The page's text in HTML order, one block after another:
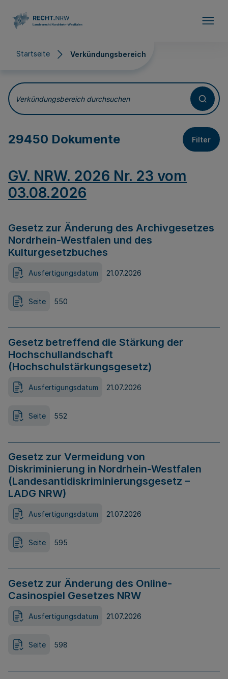
Startseite Verkündungsbereich
Verkündungsbereich
Verkündungsbereich durchsuchen
29450 Dokumente Filter
GV. NRW. 2026 Nr. 23 vom
03.08.2026
Gesetz zur Änderung des Archivgesetzes
Nordrhein-Westfalen und des
Kulturgesetzbuches
Ausfertigungsdatum 21.07.2026
Seite 550
Gesetz betreffend die Stärkung der
Hochschullandschaft
(Hochschulstärkungsgesetz)
Ausfertigungsdatum 21.07.2026
Seite 552
Gesetz zur Vermeidung von
Diskriminierung in Nordrhein-Westfalen
(Landesantidiskriminierungsgesetz –
LADG NRW)
Ausfertigungsdatum 21.07.2026
Seite 595
Gesetz zur Änderung des Online-
Casinospiel Gesetzes NRW
Ausfertigungsdatum 21.07.2026
Seite 598